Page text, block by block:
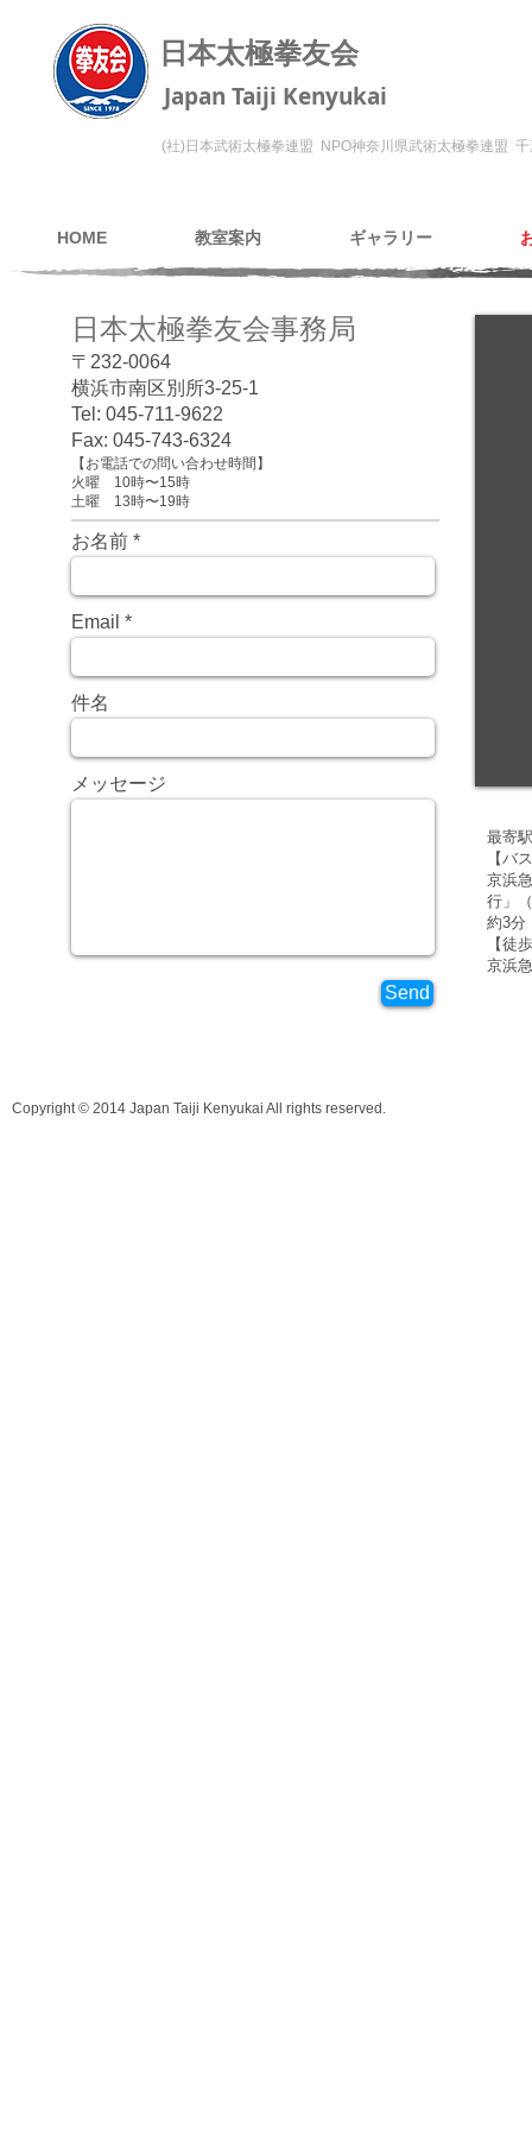
日本太極拳友会
Japan Taiji Kenyukai
(社)日本武術太極拳連盟 NPO神奈川県武術太極拳連盟
HOME 教室案内 ギャラリー
日本太極拳友会事務局
〒232-0064
横浜市南区別所3-25-1
Tel: 045-711-9622
Fax: 045-743-6324
【お電話での問い合わせ時間】
火曜 10時〜15時
土曜 13時〜19時
最寄
【バ
京浜
行」
約3分
【徒
京浜
お名前
Email
件名
メッセージ
Send
Copyright © 2014 Japan Taiji Kenyukai All rights reserved.